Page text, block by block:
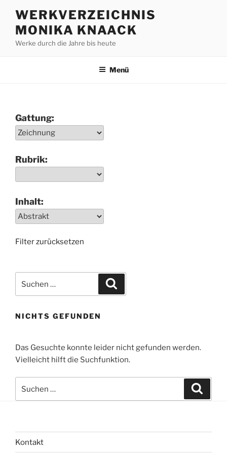
Inhalt
springen
WERKVERZEICHNIS
MONIKA KNAACK
Werke durch die Jahre bis heute
Menü
Gattung:
Rubrik:
Inhalt:
Filter zurücksetzen
nach:
NICHTS GEFUNDEN
Das Gesuchte konnte leider nicht gefunden werden.
Vielleicht hilft die Suchfunktion.
nach:
Kontakt